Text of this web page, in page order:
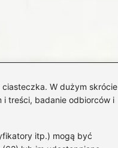
W dużym skrócie
i treści, badanie odbiorców i
itp.) mogą być